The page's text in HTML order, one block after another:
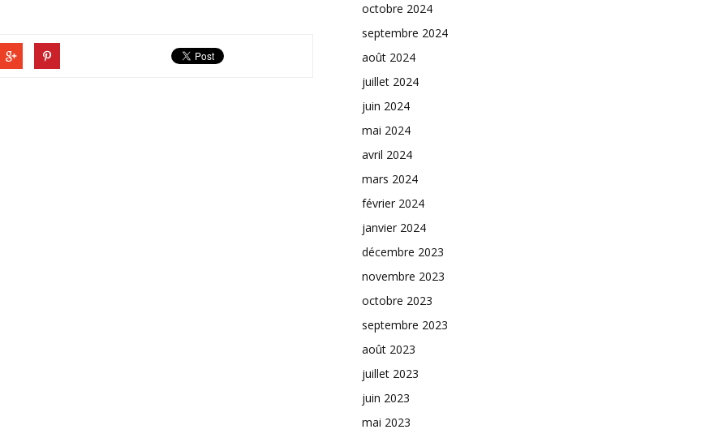
octobre 2024
septembre 2024
août 2024
juillet 2024
juin 2024
mai 2024
avril 2024
mars 2024
février 2024
janvier 2024
décembre 2023
novembre 2023
octobre 2023
septembre 2023
août 2023
juillet 2023
juin 2023
mai 2023